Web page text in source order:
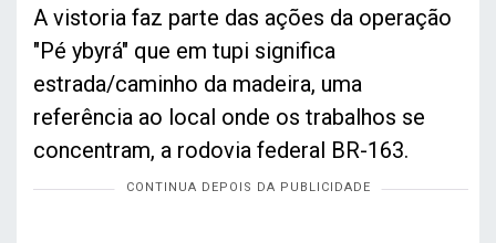
A vistoria faz parte das ações da operação
"Pé ybyrá" que em tupi significa
estrada/caminho da madeira, uma
referência ao local onde os trabalhos se
concentram, a rodovia federal BR-163.